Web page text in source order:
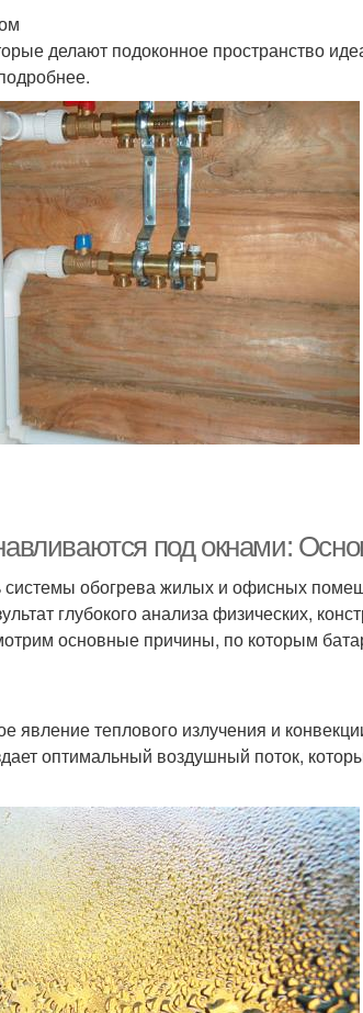
делают подоконное пространство
под окнами:
обогрева жилых и офисных
глубокого анализа физических,
основные причины, по которым
теплового излучения и
оптимальный воздушный поток,